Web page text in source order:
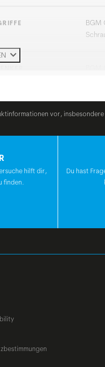
BGM
BGM
Post
vor,
hilft dir,
finden.
Du hast